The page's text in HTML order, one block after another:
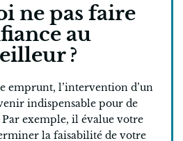
ne pas faire
au
?
emprunt, l’intervention d’un
indispensable pour de
exemple, il évalue votre
la faisabilité de votre